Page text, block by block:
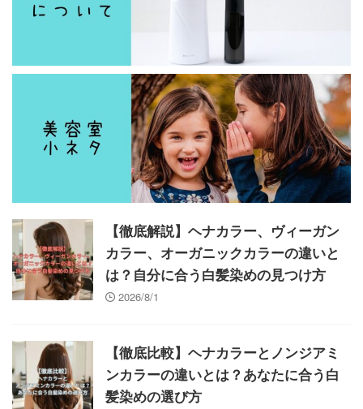
【徹底解説】ヘナカラー、ヴィーガン
カラー、オーガニックカラーの違いと
は？自分に合う白髪染めの見つけ方
2026/8/1
【徹底比較】ヘナカラーとノンジアミ
ンカラーの違いとは？あなたに合う白
髪染めの選び方